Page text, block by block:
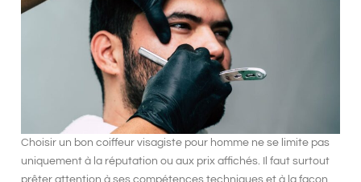
Choisir un bon coiffeur visagiste pour homme ne se limite pas
uniquement à la réputation ou aux prix affichés. Il faut surtout
prêter attention à ses compétences techniques et à la façon